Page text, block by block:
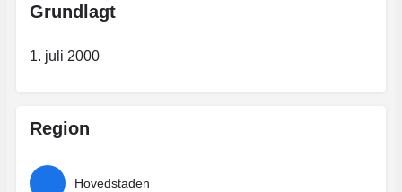
Grundlagt
1. juli 2000
Region
Hovedstaden